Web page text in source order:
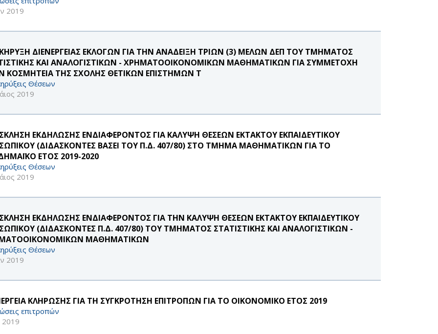
2019
ΔΙΕΝΕΡΓΕΙΑΣ ΕΚΛΟΓΩΝ ΓΙΑ ΤΗΝ ΑΝΑΔΕΙΞΗ ΤΡΙΩΝ (3) ΜΕΛΩΝ ΔΕΠ ΤΟΥ ΤΜΗΜΑΤΟΣ
ΚΑΙ ΑΝΑΛΟΓΙΣΤΙΚΩΝ - ΧΡΗΜΑΤΟΟΙΚΟΝΟΜΙΚΩΝ ΜΑΘΗΜΑΤΙΚΩΝ ΓΙΑ ΣΥΜΜΕΤΟΧΗ
ΚΟΣΜΗΤΕΙΑ ΤΗΣ ΣΧΟΛΗΣ ΘΕΤΙΚΩΝ ΕΠΙΣΤΗΜΩΝ Τ
Θέσεων
2019
ΕΚΔΗΛΩΣΗΣ ΕΝΔΙΑΦΕΡΟΝΤΟΣ ΓΙΑ ΚΑΛΥΨΗ ΘΕΣΕΩΝ ΕΚΤΑΚΤΟΥ ΕΚΠΑΙΔΕΥΤΙΚΟΥ
(ΔΙΔΑΣΚΟΝΤΕΣ ΒΑΣΕΙ ΤΟΥ Π.Δ. 407/80) ΣΤΟ ΤΜΗΜΑ ΜΑΘΗΜΑΤΙΚΩΝ ΓΙΑ ΤΟ
ΕΤΟΣ 2019-2020
Θέσεων
2019
ΕΚΔΗΛΩΣΗΣ ΕΝΔΙΑΦΕΡΟΝΤΟΣ ΓΙΑ ΤΗΝ ΚΑΛΥΨΗ ΘΕΣΕΩΝ ΕΚΤΑΚΤΟΥ ΕΚΠΑΙΔΕΥΤΙΚΟΥ
(ΔΙΔΑΣΚΟΝΤΕΣ Π.Δ. 407/80) ΤΟΥ ΤΜΗΜΑΤΟΣ ΣΤΑΤΙΣΤΙΚΗΣ ΚΑΙ ΑΝΑΛΟΓΙΣΤΙΚΩΝ -
ΜΑΘΗΜΑΤΙΚΩΝ
Θέσεων
2019
ΚΛΗΡΩΣΗΣ ΓΙΑ ΤΗ ΣΥΓΚΡΟΤΗΣΗ ΕΠΙΤΡΟΠΩΝ ΓΙΑ ΤΟ ΟΙΚΟΝΟΜΙΚΟ ΕΤΟΣ 2019
επιτροπών
2019